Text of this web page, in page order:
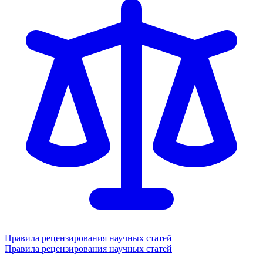
Правила рецензирования научных статей
Правила рецензирования научных статей